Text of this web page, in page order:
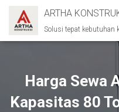
ARTHA
Solusi tepat kebutuhan
Harga Sewa
Kapasitas 80